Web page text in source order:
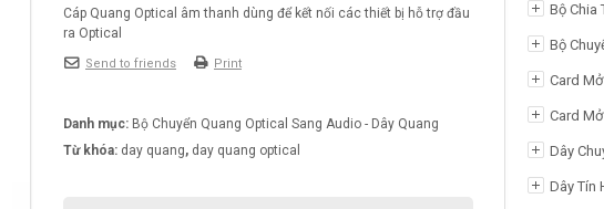
Cáp Quang Optical âm thanh dùng để kết nối các thiết bị hỗ trợ đầu
ra Optical
Send to friends Print
Danh mục: Bộ Chuyển Quang Optical Sang Audio - Dây Quang
Từ khóa: day quang, day quang optical
Bộ Chia
Bộ
Card Mở
Card
Dây
Dây Tín